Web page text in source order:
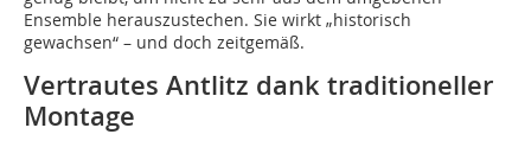
Ensemble herauszustechen. Sie wirkt „historisch
gewachsen“ – und doch zeitgemäß.
Vertrautes Antlitz dank traditioneller
Montage